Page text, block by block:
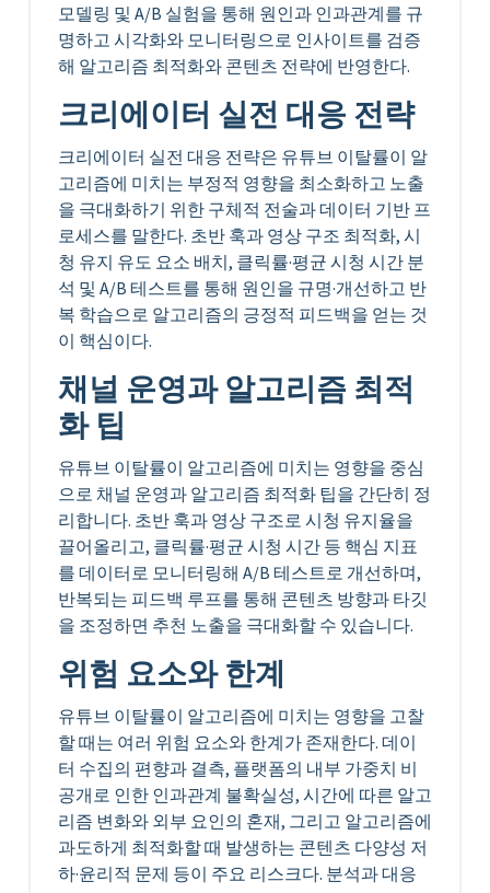
모델링 및 A/B 실험을 통해 원인과 인과관계를 규
명하고 시각화와 모니터링으로 인사이트를 검증
해 알고리즘 최적화와 콘텐츠 전략에 반영한다.
크리에이터 실전 대응 전략
크리에이터 실전 대응 전략은 유튜브 이탈률이 알
고리즘에 미치는 부정적 영향을 최소화하고 노출
을 극대화하기 위한 구체적 전술과 데이터 기반 프
로세스를 말한다. 초반 훅과 영상 구조 최적화, 시
청 유지 유도 요소 배치, 클릭률·평균 시청 시간 분
석 및 A/B 테스트를 통해 원인을 규명·개선하고 반
복 학습으로 알고리즘의 긍정적 피드백을 얻는 것
이 핵심이다.
채널 운영과 알고리즘 최적
화 팁
유튜브 이탈률이 알고리즘에 미치는 영향을 중심
으로 채널 운영과 알고리즘 최적화 팁을 간단히 정
리합니다. 초반 훅과 영상 구조로 시청 유지율을
끌어올리고, 클릭률·평균 시청 시간 등 핵심 지표
를 데이터로 모니터링해 A/B 테스트로 개선하며,
반복되는 피드백 루프를 통해 콘텐츠 방향과 타깃
을 조정하면 추천 노출을 극대화할 수 있습니다.
위험 요소와 한계
유튜브 이탈률이 알고리즘에 미치는 영향을 고찰
할 때는 여러 위험 요소와 한계가 존재한다. 데이
터 수집의 편향과 결측, 플랫폼의 내부 가중치 비
공개로 인한 인과관계 불확실성, 시간에 따른 알고
리즘 변화와 외부 요인의 혼재, 그리고 알고리즘에
과도하게 최적화할 때 발생하는 콘텐츠 다양성 저
하·윤리적 문제 등이 주요 리스크다. 분석과 대응